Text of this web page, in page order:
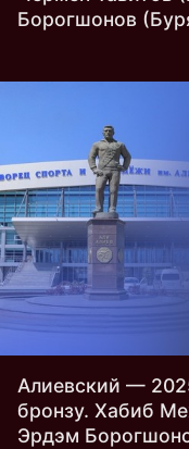
Борогшонов
Алиевский —
бронзу. Хабиб
Эрдэм